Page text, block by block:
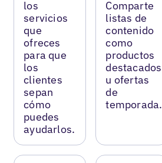
los
servicios
que
ofreces
para que
los
clientes
sepan
cómo
puedes
ayudarlos.
Comparte
listas de
contenido
como
productos
destacados
u ofertas
de
temporada.